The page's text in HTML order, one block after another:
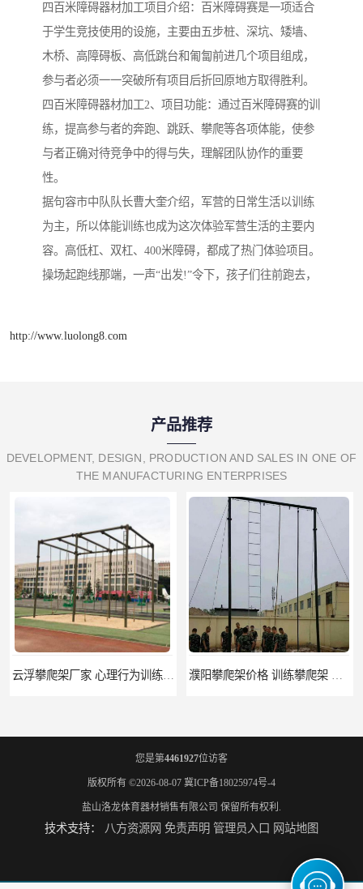
四百米障碍器材加工项目介绍：百米障碍赛是一项适合
于学生竞技使用的设施，主要由五步桩、深坑、矮墙、
木桥、高障碍板、高低跳台和匍匐前进几个项目组成，
参与者必须一一突破所有项目后折回原地方取得胜利。
四百米障碍器材加工2、项目功能：通过百米障碍赛的训
练，提高参与者的奔跑、跳跃、攀爬等各项体能，使参
与者正确对待竞争中的得与失，理解团队协作的重要
性。
据句容市中队队长曹大奎介绍，军营的日常生活以训练
为主，所以体能训练也成为这次体验军营生活的主要内
容。高低杠、双杠、400米障碍，都成了热门体验项目。
操场起跑线那端，一声“出发!”令下，孩子们往前跑去，
http://www.luolong8.com
产品推荐
DEVELOPMENT, DESIGN, PRODUCTION AND SALES IN ONE OF
THE MANUFACTURING ENTERPRISES
云浮攀爬架厂家 心理行为训练器材 质量保证 濮阳攀爬架价格 训练攀爬架 批发价格
宁德攀爬架参数 爬绳架 量大优惠 荆州攀爬架生产厂家 三合一攀登架 定做加工
您是第4461927位访客
版权所有 ©2026-08-07 冀ICP备18025974号-4
盐山洛龙体育器材销售有限公司 保留所有权利.
技术支持： 八方资源网 免责声明 管理员入口 网站地图